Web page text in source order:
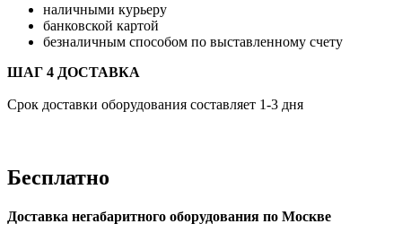
наличными курьеру
банковской картой
безналичным способом по выставленному счету
ШАГ 4 ДОСТАВКА
Срок доставки оборудования составляет 1-3 дня
Бесплатно
Доставка негабаритного оборудования по Москве